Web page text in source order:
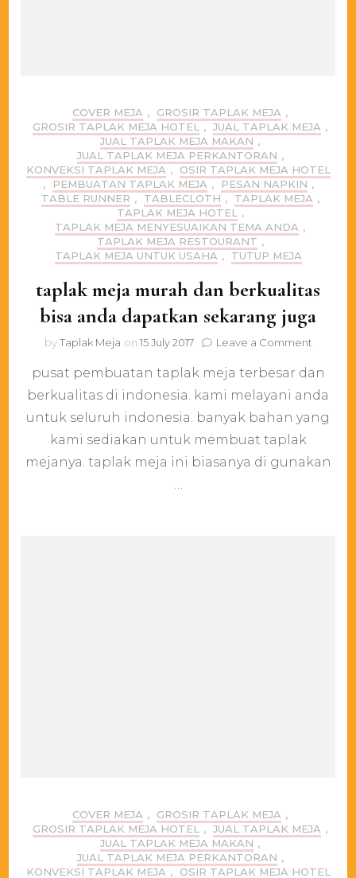
COVER MEJA , GROSIR TAPLAK MEJA ,
GROSIR TAPLAK MEJA HOTEL
, JUAL TAPLAK MEJA ,
JUAL TAPLAK MEJA MAKAN ,
JUAL TAPLAK MEJA PERKANTORAN ,
KONVEKSI TAPLAK MEJA ,
OSIR TAPLAK MEJA HOTEL
,
PEMBUATAN TAPLAK MEJA , PESAN NAPKIN ,
TABLE RUNNER , TABLECLOTH , TAPLAK MEJA ,
TAPLAK MEJA HOTEL
,
TAPLAK MEJA MENYESUAIKAN TEMA ANDA ,
TAPLAK MEJA RESTOURANT ,
TAPLAK MEJA UNTUK USAHA , TUTUP MEJA
taplak meja murah dan berkualitas
bisa anda dapatkan sekarang juga
byTaplak Meja on 15 July 2017 Leave a Commenton
meja
murah
pusat pembuatan taplak meja terbesar dan
berkualitas di indonesia. kami melayani anda
untuk seluruh indonesia. banyak bahan yang
kami sediakan untuk membuat taplak
mejanya. taplak meja ini biasanya di gunakan
…
COVER MEJA , GROSIR TAPLAK MEJA ,
GROSIR TAPLAK MEJA HOTEL
, JUAL TAPLAK MEJA ,
JUAL TAPLAK MEJA MAKAN ,
JUAL TAPLAK MEJA PERKANTORAN ,
KONVEKSI TAPLAK MEJA , OSIR TAPLAK MEJA HOTEL